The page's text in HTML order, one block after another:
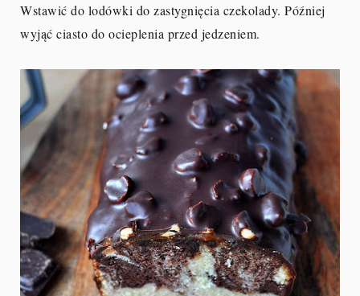
Wstawić do lodówki do zastygnięcia czekolady. Później
wyjąć ciasto do ocieplenia przed jedzeniem.